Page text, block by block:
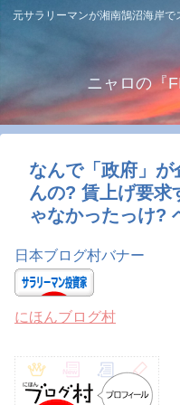
元サラリーマンが湘南鵠沼海岸
ニャロの『
なんで「政府」
んの? 賃上げ要求
ゃなかったっけ?
日本ブログ村バナー
にほんブログ村